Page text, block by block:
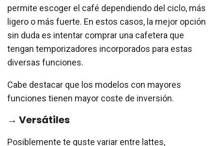
permite escoger el café dependiendo del ciclo, más
ligero o más fuerte. En estos casos, la mejor opción
sin duda es intentar comprar una cafetera que
tengan temporizadores incorporados para estas
diversas funciones.
Cabe destacar que los modelos con mayores
funciones tienen mayor coste de inversión.
→ Versátiles
Posiblemente te guste variar entre lattes,